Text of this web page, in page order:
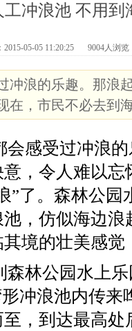
冲浪池 不用到
05-05 11:20:25 9004人浏览
冲浪的乐趣。那浪
在，市民不必去到
会感受过冲浪
，令人难以忘
”了。森林公园
，仿似海边
境的壮美感觉
森林公园水上
冲浪池内传来
，到达最高处